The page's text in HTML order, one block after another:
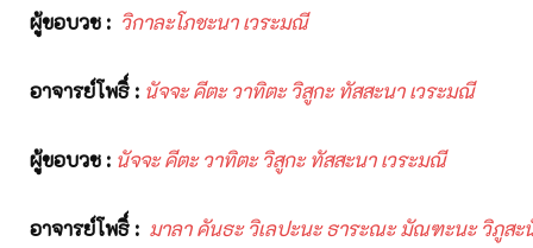
ผู้ขอบวช : วิกาละโภชะนา เวระมณี
อาจารย์โพธิ์ : นัจจะ คีตะ วาทิตะ วิสูกะ ทัสสะนา เวระมณี
ผู้ขอบวช : นัจจะ คีตะ วาทิตะ วิสูกะ ทัสสะนา เวระมณี
อาจารย์โพธิ์ : มาลา คันธะ วิเลปะนะ ธาระณะ มัณฑะนะ วิภูสะ